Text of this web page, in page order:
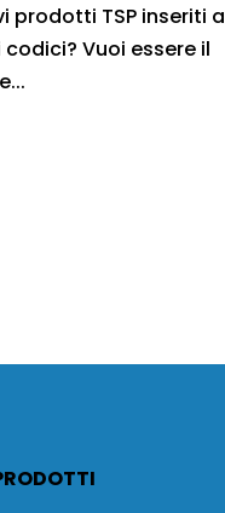
prodotti TSP inseriti a
Vuoi essere il